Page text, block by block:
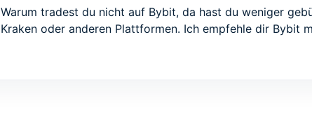
n
e
Warum tradest du nicht auf Bybit, da hast du weniger
Kraken oder anderen Plattformen. Ich empfehle dir Bybit